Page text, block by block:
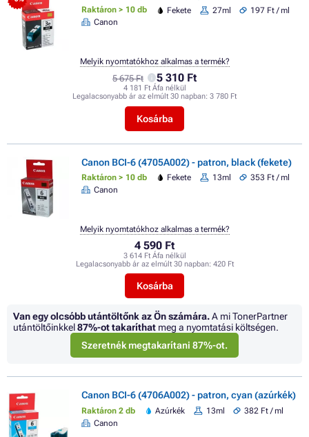
Raktáron > 10 db Fekete 27ml
197 Ft / ml
Canon
5 675 Ft 5 310 Ft
4 181 Ft Áfa nélkül
Legalacsonyabb ár az elmúlt 30 napban: 3 780 Ft
Kosárba
Melyik nyomtatókhoz alkalmas a termék?
Canon BCI-6 (4705A002) - patron, black (fekete)
Raktáron > 10 db Fekete 13ml
353 Ft / ml
Canon
4 590 Ft
3 614 Ft Áfa nélkül
Legalacsonyabb ár az elmúlt 30 napban: 420 Ft
Kosárba
Melyik nyomtatókhoz alkalmas a termék?
Van egy olcsóbb utántöltőnk az Ön számára.A mi TonerPartner
utántöltőinkkel87%-ot takaríthat meg a nyomtatási költségen.
Szeretnék megtakarítani 87%-ot.
Canon BCI-6 (4706A002) - patron, cyan (azúrkék)
Raktáron 2 db Azúrkék 13ml
382 Ft / ml
Canon